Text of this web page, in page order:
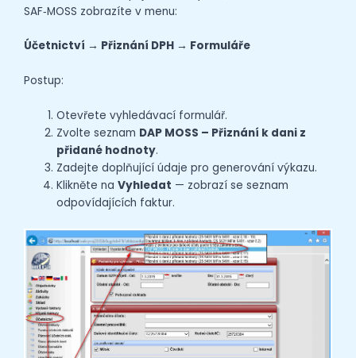
SAF‑MOSS zobrazíte v menu:
Účetnictví → Přiznání DPH → Formuláře
Postup:
Otevřete vyhledávací formulář.
Zvolte seznam DAP MOSS – Přiznání k dani z
přidané hodnoty.
Zadejte doplňující údaje pro generování výkazu.
Klikněte naVyhledat — zobrazí se seznam
odpovídajících faktur.